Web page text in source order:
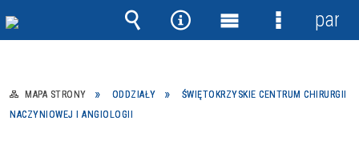
MAPA STRONY ODDZIAŁY
ŚWIĘTOKRZYSKIE CENTRUM CHIRURGII
NACZYNIOWEJ I ANGIOLOGII
Wyszukiwarka
Narzędzia
Menu Menu
panel